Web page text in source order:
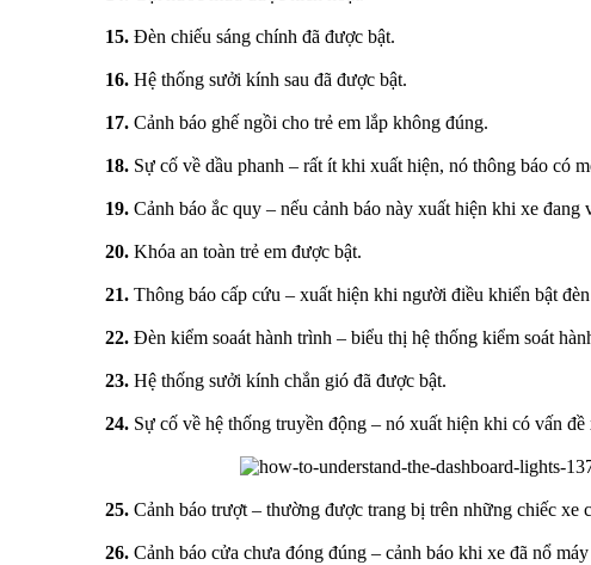
15. Đèn chiếu sáng chính đã được bật.
16. Hệ thống sưởi kính sau đã được bật.
17. Cảnh báo ghế ngồi cho trẻ em lắp không đúng.
18. Sự cố về dầu phanh – rất ít khi xuất hiện, nó thông báo có
19. Cảnh báo ắc quy – nếu cảnh báo này xuất hiện khi xe
20. Khóa an toàn trẻ em được bật.
21. Thông báo cấp cứu – xuất hiện khi người điều khiển bật
22. Đèn kiểm soaát hành trình – biểu thị hệ thống kiểm soát
23. Hệ thống sưởi kính chắn gió đã được bật.
24. Sự cố về hệ thống truyền động – nó xuất hiện khi có vấn
25. Cảnh báo trượt – thường được trang bị trên những chiếc xe
26. Cảnh báo cửa chưa đóng đúng – cảnh báo khi xe đã nổ